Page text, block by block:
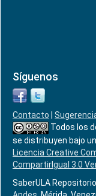
Síguenos
Contacto
Todos los
se distribuyen bajo
Licencia Creative
CompartirIgual 3.0
SaberULA